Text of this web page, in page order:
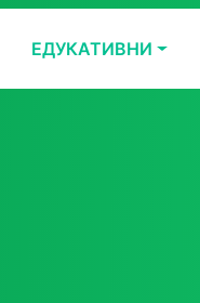
ЕДУКАТИВНИ